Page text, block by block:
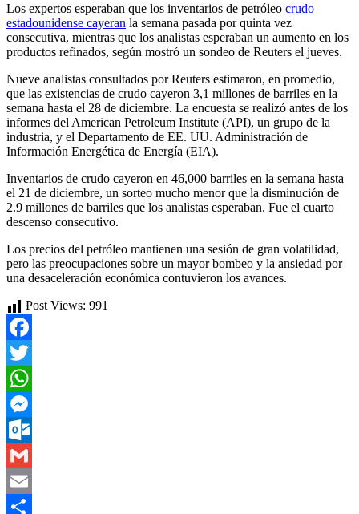
Los expertos esperaban que los inventarios de petróleo crudo
estadounidense cayeran la semana pasada por quinta vez
consecutiva, mientras que los analistas esperaban un aumento en los
productos refinados, según mostró un sondeo de Reuters el jueves.
Nueve analistas consultados por Reuters estimaron, en promedio,
que las existencias de crudo cayeron 3,1 millones de barriles en la
semana hasta el 28 de diciembre. La encuesta se realizó antes de los
informes del American Petroleum Institute (API), un grupo de la
industria, y el Departamento de EE. UU. Administración de
Información Energética de Energía (EIA).
Inventarios de crudo cayeron en 46,000 barriles en la semana hasta
el 21 de diciembre, un sorteo mucho menor que la disminución de
2.9 millones de barriles que los analistas esperaban. Fue el cuarto
descenso consecutivo.
Los precios del petróleo mantienen una sesión de gran volatilidad,
pero las preocupaciones sobre un mayor bombeo y la ansiedad por
una desaceleración económica contuvieron los avances.
Post Views: 991
Facebook
Twitter
WhatsApp
Messenger
Outlook.com
Gmail
Email